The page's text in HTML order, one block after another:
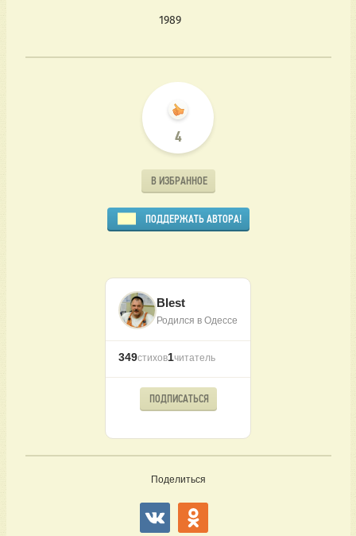
                                          1989
4
В ИЗБРАННОЕ
ПОДДЕРЖАТЬ АВТОРА!
Blest
Родился в Одессе
349стихов1читатель
ПОДПИСАТЬСЯ
Поделиться